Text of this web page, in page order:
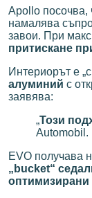
Apollo посочва,
намалява
завои. При
притискане
Интериорът е
алуминий с
заявява:
„Този
Automobil.
EVO получава
„bucket“
оптимизирани